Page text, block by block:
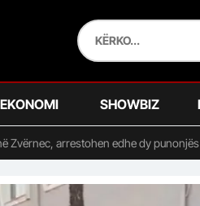
EKONOMI SHOWBIZ
Zvërnec, arrestohen edhe dy